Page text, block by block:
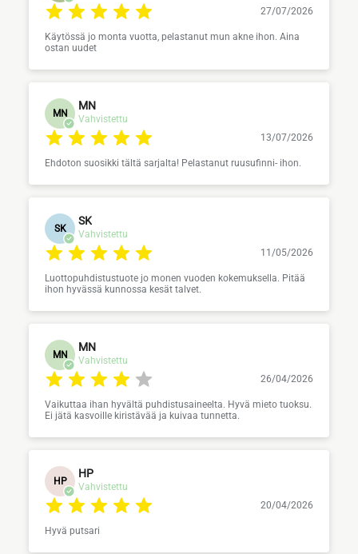
27/07/2026
Käytössä jo monta vuotta, pelastanut mun akne ihon. Aina
ostan uudet
MN
MN
Vahvistettu
13/07/2026
Ehdoton suosikki tältä sarjalta! Pelastanut ruusufinni- ihon.
SK
SK
Vahvistettu
11/05/2026
Luottopuhdistustuote jo monen vuoden kokemuksella. Pitää
ihon hyvässä kunnossa kesät talvet.
MN
MN
Vahvistettu
26/04/2026
Vaikuttaa ihan hyvältä puhdistusaineelta. Hyvä mieto tuoksu.
Ei jätä kasvoille kiristävää ja kuivaa tunnetta.
HP
HP
Vahvistettu
20/04/2026
Hyvä putsari